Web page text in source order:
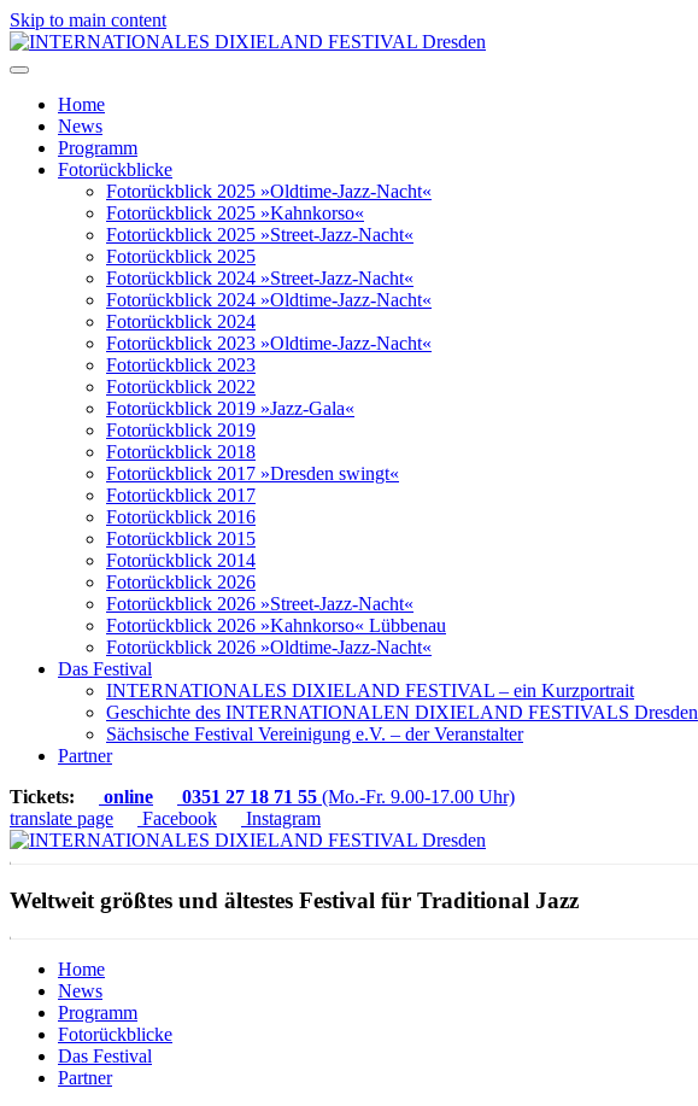
Skip to main content
Home
News
Programm
Fotorückblicke
Fotorückblick 2025 »Oldtime-Jazz-Nacht«
Fotorückblick 2025 »Kahnkorso«
Fotorückblick 2025 »Street-Jazz-Nacht«
Fotorückblick 2025
Fotorückblick 2024 »Street-Jazz-Nacht«
Fotorückblick 2024 »Oldtime-Jazz-Nacht«
Fotorückblick 2024
Fotorückblick 2023 »Oldtime-Jazz-Nacht«
Fotorückblick 2023
Fotorückblick 2022
Fotorückblick 2019 »Jazz-Gala«
Fotorückblick 2019
Fotorückblick 2018
Fotorückblick 2017 »Dresden swingt«
Fotorückblick 2017
Fotorückblick 2016
Fotorückblick 2015
Fotorückblick 2014
Fotorückblick 2026
Fotorückblick 2026 »Street-Jazz-Nacht«
Fotorückblick 2026 »Kahnkorso« Lübbenau
Fotorückblick 2026 »Oldtime-Jazz-Nacht«
Das Festival
INTERNATIONALES DIXIELAND FESTIVAL – ein Kurzportrait
Geschichte des INTERNATIONALEN DIXIELAND FESTIVALS Dresden
Sächsische Festival Vereinigung e.V. – der Veranstalter
Partner
Tickets:
online 0351 27 18 71 55 (Mo.-Fr. 9.00-17.00 Uhr)
translate page
Facebook Instagram
Weltweit größtes und ältestes Festival für Traditional Jazz
Home
News
Programm
Fotorückblicke
Das Festival
Partner